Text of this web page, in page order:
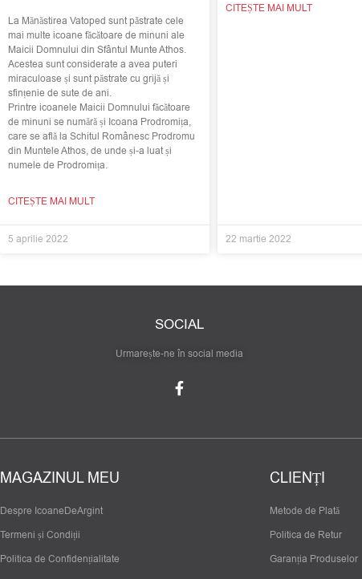
La Mănăstirea Vatoped sunt păstrate cele
mai multe icoane făcătoare de minuni ale
Maicii Domnului din Sfântul Munte Athos.
Acestea sunt considerate a avea puteri
miraculoase și sunt păstrate cu grijă și
sfințenie de sute de ani.
Printre icoanele Maicii Domnului făcătoare
de minuni se numără și Icoana Prodromița,
care se află la Schitul Românesc Prodromu
din Muntele Athos, de unde și-a luat și
numele de Prodromița.
CITEȘTE MAI MULT
5 aprilie 2022
CITEȘTE MAI MULT
22 martie 2022
SOCIAL
Urmarește-ne în social media
MAGAZINUL MEU
Despre IcoaneDeArgint
Termeni și Condiții
Politica de Confidențialitate
CLIENȚI
Metode de Plată
Politica de Retur
Garanția Produselor